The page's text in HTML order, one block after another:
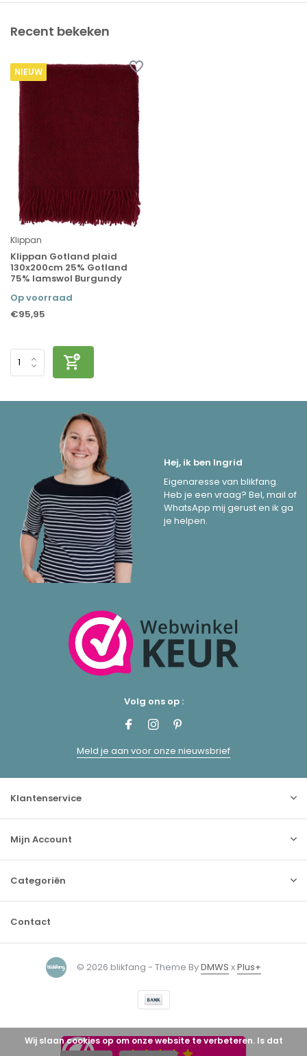
Recent bekeken
NIEUW
Klippan
Klippan Gotland plaid
130x200cm 25% Gotland
75% lamswol Burgundy
Op voorraad
€95,95
Hej, ik ben Ingrid
Eigenaresse van blikfang.
Heb je een vraag? Bel, mail of
WhatsApp mij gerust en ik ga
je helpen.
Volg ons op :
Meld je aan voor onze nieuwsbrief
Klantenservice
Mijn Account
Categoriën
Contact
© 2026 blikfang - Theme ByDMWS xPlus+
Wij slaan cookies op om onze website te verbeteren. Is dat